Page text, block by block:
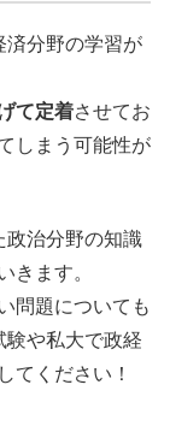
済分野の学習が
て定着させてお
しまう可能性が
政治分野の知識
きます。
問題についても
験や私大で政経
てください！